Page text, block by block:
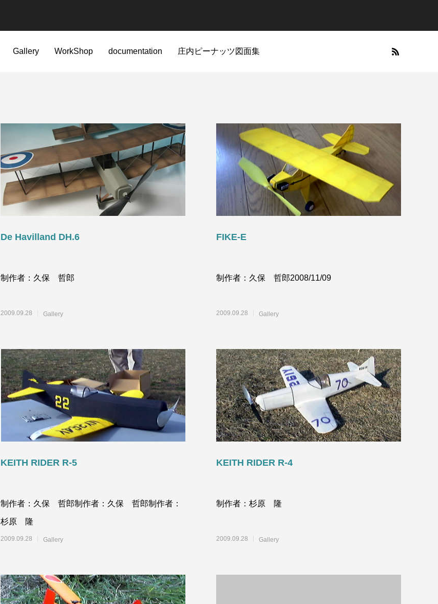
Gallery WorkShop documentation 庄内ピーナッツ図面集
De Havilland DH.6
制作者：久保 哲郎
2009.09.28 Gallery
FIKE-E
制作者：久保 哲郎2008/11/09
2009.09.28 Gallery
KEITH RIDER R-5
制作者：久保 哲郎制作者：久保 哲郎制作者：
杉原 隆
2009.09.28 Gallery
KEITH RIDER R-4
制作者：杉原 隆
2009.09.28 Gallery